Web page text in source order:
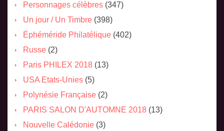
Personnages célèbres (347)
Un jour / Un Timbre (398)
Éphéméride Philatélique (402)
Russe (2)
Paris PHILEX 2018 (13)
USA Etats-Unies (5)
Polynésie Française (2)
PARIS SALON D'AUTOMNE 2018 (13)
Nouvelle Calédonie (3)